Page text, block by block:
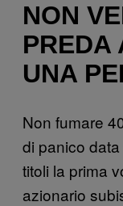
NON
PREDA
UNA
Non fumare
di panico
titoli la prima
azionario